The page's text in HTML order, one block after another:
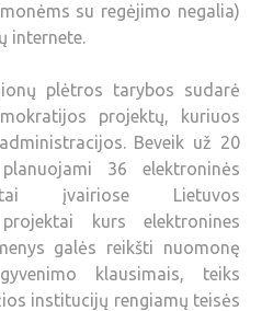
su regėjimo negalia)
internete.
plėtros tarybos sudarė
projektų, kuriuos
Beveik už 20
36 elektroninės
įvairiose Lietuvos
kurs elektronines
galės reikšti nuomonę
klausimais, teiks
institucijų rengiamų teisės